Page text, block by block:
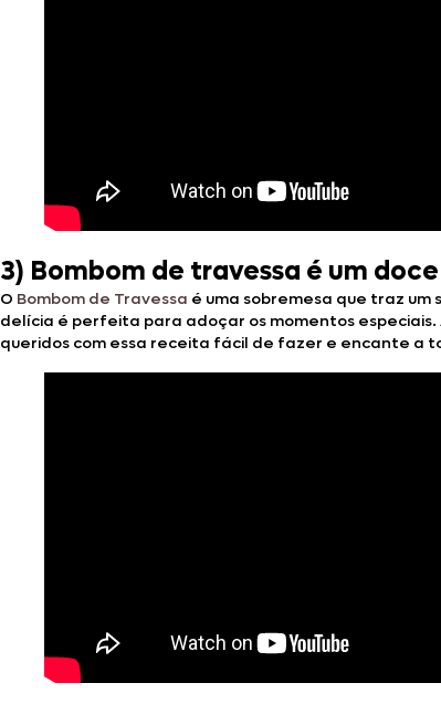
3) Bombom de travessa é um
O Bombom de Travessa é uma sobremesa que traz um
delícia é perfeita para adoçar os momentos
queridos com essa receita fácil de fazer e encante a